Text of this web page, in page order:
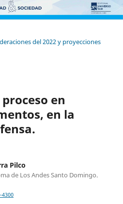
del 2022 y proyecciones
en
en la
Pilco
de Los Andes Santo Domingo.